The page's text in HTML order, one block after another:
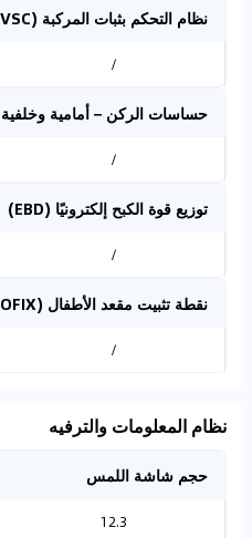
نظام التحكم بثبات المركبة (VSC)
/
حساسات الركن – أمامية وخلفية
/
توزيع قوة الكبح إلكترونيًا (EBD)
/
نقطة تثبيت مقعد الأطفال (ISOFIX)
/
نظام المعلومات والترفيه
حجم شاشة اللمس
12.3